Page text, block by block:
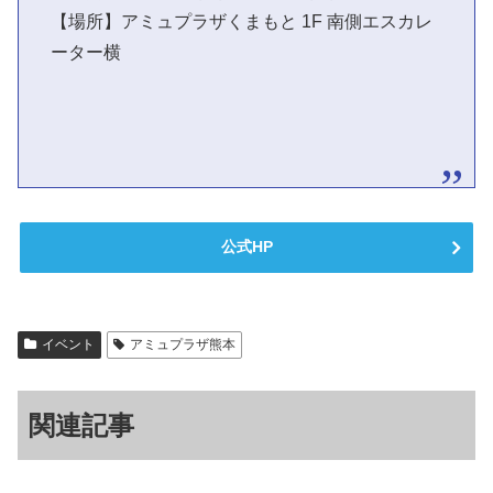
【場所】アミュプラザくまもと 1F 南側エスカレ
ーター横
公式HP
イベント アミュプラザ熊本
関連記事